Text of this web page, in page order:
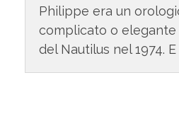
Philippe era un
complicato o elegante
del Nautilus nel 1974.